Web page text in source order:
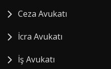
Ceza Avukatı
İcra Avukatı
İş Avukatı